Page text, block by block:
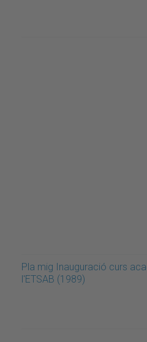
Pla mig Inauguració curs
l'ETSAB (1989)